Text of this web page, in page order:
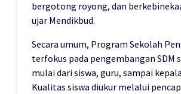
bergotong royong, dan
ujar Mendikbud.
Secara umum, Program Sekolah
terfokus pada pengembangan SDM
mulai dari siswa, guru, sampai
Kualitas siswa diukur melalui